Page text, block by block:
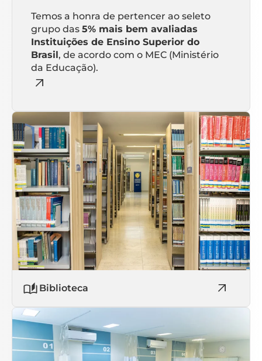
Temos a honra de pertencer ao seleto
grupo das 5% mais bem avaliadas
Instituições de Ensino Superior do
Brasil, de acordo com o MEC (Ministério
da Educação).
Biblioteca